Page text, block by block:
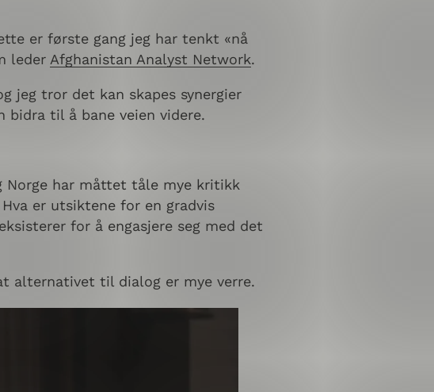
er første gang jeg har tenkt «nå
leder Afghanistan Analyst Network.
jeg tror det kan skapes synergier
bidra til å bane veien videre.
Norge har måttet tåle mye kritikk
er utsiktene for en gradvis
for å engasjere seg med det
alternativet til dialog er mye verre.